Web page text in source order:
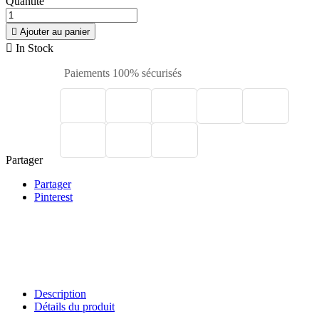
 Ajouter au panier
 In Stock
Paiements 100% sécurisés
Partager
Partager
Pinterest
Description
Détails du produit